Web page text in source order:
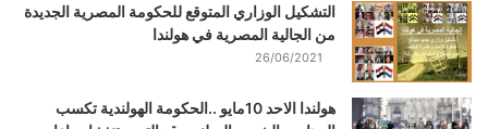
التشكيل الوزاري المتوقع للحكومة المصرية الجديدة
من الجالية المصرية في هولندا
26/06/2021
هولندا الاحد 10مايو ..الحكومة الهولندية تكسب